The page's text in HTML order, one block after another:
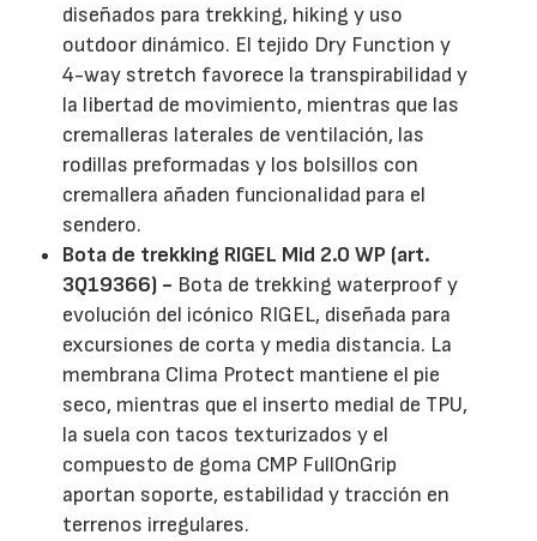
diseñados para trekking, hiking y uso
outdoor dinámico. El tejido Dry Function y
4-way stretch favorece la transpirabilidad y
la libertad de movimiento, mientras que las
cremalleras laterales de ventilación, las
rodillas preformadas y los bolsillos con
cremallera añaden funcionalidad para el
sendero.
Bota de trekking RIGEL Mid 2.0 WP (art.
3Q19366) - Bota de trekking waterproof y
evolución del icónico RIGEL, diseñada para
excursiones de corta y media distancia. La
membrana Clima Protect mantiene el pie
seco, mientras que el inserto medial de TPU,
la suela con tacos texturizados y el
compuesto de goma CMP FullOnGrip
aportan soporte, estabilidad y tracción en
terrenos irregulares.